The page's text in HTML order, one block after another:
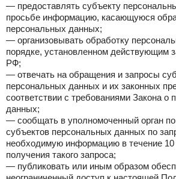
— предоставлять субъекту
просьбе информацию, касающуюся
персональных данных;
— организовывать обработку
порядке, установленном действующим
РФ;
— отвечать на обращения и запросы
персональных данных и их законных
соответствии с требованиями Закона о
данных;
— сообщать в уполномоченный орган
субъектов персональных данных по
необходимую информацию в течение
получения такого запроса;
— публиковать или иным образом